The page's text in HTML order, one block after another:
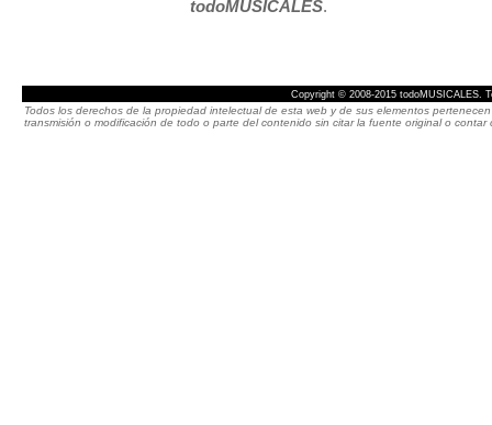
todoMUSICALES.
Copyright © 2008-2015 todoMUSICALES.
Todos los derechos de la propiedad intelectual de esta web y de sus elementos
transmisión o modificación de todo o parte del contenido sin citar la fuente original o